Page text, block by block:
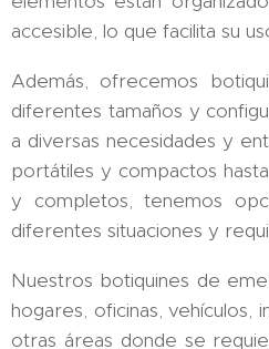
accesible, lo que facilita su
Además, ofrecemos
diferentes tamaños y
a diversas necesidades y
portátiles y compactos
y completos, tenemos
diferentes situaciones y
Nuestros botiquines de
hogares, oficinas, vehículos,
otras áreas donde se